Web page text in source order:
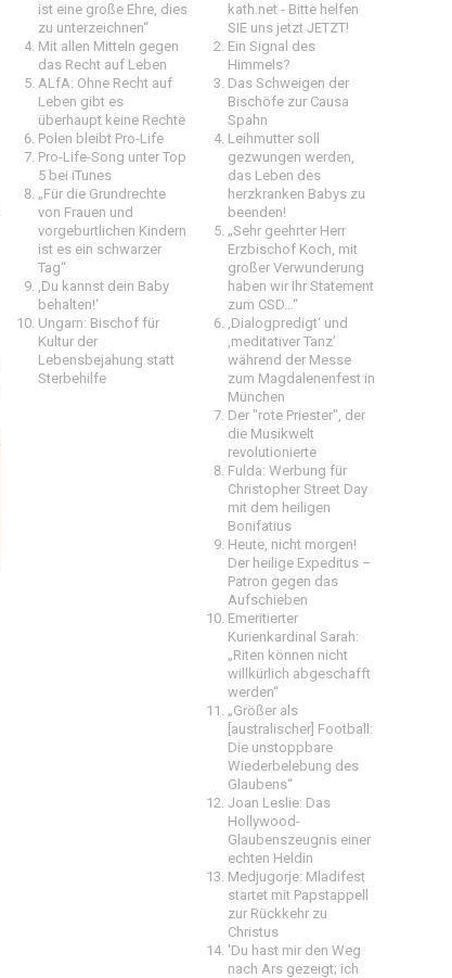
ist eine große Ehre, dies
zu unterzeichnen“
Mit allen Mitteln gegen
das Recht auf Leben
ALfA: Ohne Recht auf
Leben gibt es
überhaupt keine Rechte
Polen bleibt Pro-Life
Pro-Life-Song unter Top
5 bei iTunes
„Für die Grundrechte
von Frauen und
vorgeburtlichen Kindern
ist es ein schwarzer
Tag“
,Du kannst dein Baby
behalten!‘
Ungarn: Bischof für
Kultur der
Lebensbejahung statt
Sterbehilfe
kath.net - Bitte helfen
SIE uns jetzt JETZT!
Ein Signal des
Himmels?
Das Schweigen der
Bischöfe zur Causa
Spahn
Leihmutter soll
gezwungen werden,
das Leben des
herzkranken Babys zu
beenden!
„Sehr geehrter Herr
Erzbischof Koch, mit
großer Verwunderung
haben wir Ihr Statement
zum CSD…“
‚Dialogpredigt‘ und
‚meditativer Tanz’
während der Messe
zum Magdalenenfest in
München
Der "rote Priester", der
die Musikwelt
revolutionierte
Fulda: Werbung für
Christopher Street Day
mit dem heiligen
Bonifatius
Heute, nicht morgen!
Der heilige Expeditus –
Patron gegen das
Aufschieben
Emeritierter
Kurienkardinal Sarah:
„Riten können nicht
willkürlich abgeschafft
werden“
„Größer als
[australischer] Football:
Die unstoppbare
Wiederbelebung des
Glaubens“
Joan Leslie: Das
Hollywood-
Glaubenszeugnis einer
echten Heldin
Medjugorje: Mladifest
startet mit Papstappell
zur Rückkehr zu
Christus
'Du hast mir den Weg
nach Ars gezeigt; ich